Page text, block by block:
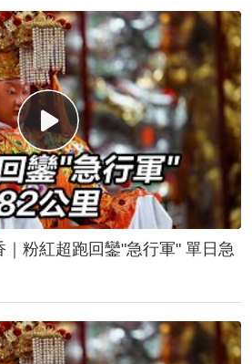
紅超跑回鑾"急行軍" 單日急